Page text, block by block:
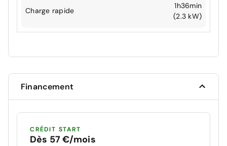
Charge rapide
1h36min
(2.3 kW)
Financement
CRÉDIT START
Dès 57 €/mois